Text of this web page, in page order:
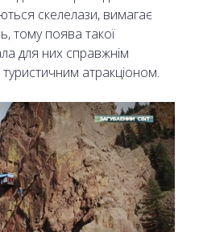
скелелази, вимагає
тому поява такої
для них справжнім
атракціоном.